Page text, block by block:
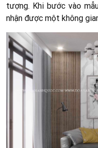
tượng. Khi bước vào
nhận được một không